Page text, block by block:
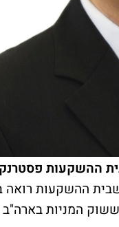
ההשקעות
ההשקעות
המניות בארה"ב